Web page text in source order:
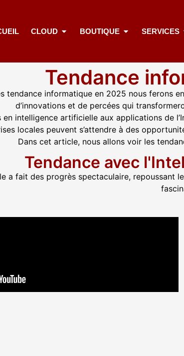
CLOUD BOUTIQUE SERVICES
Tendance
tendance informatique en 2025 nous ferons
d’innovations et de percées qui
en intelligence artificielle aux applications de
locales peuvent s’attendre à des
Dans cet article, nous allons voir les
Tendance avec
a fait des progrès spectaculaire,